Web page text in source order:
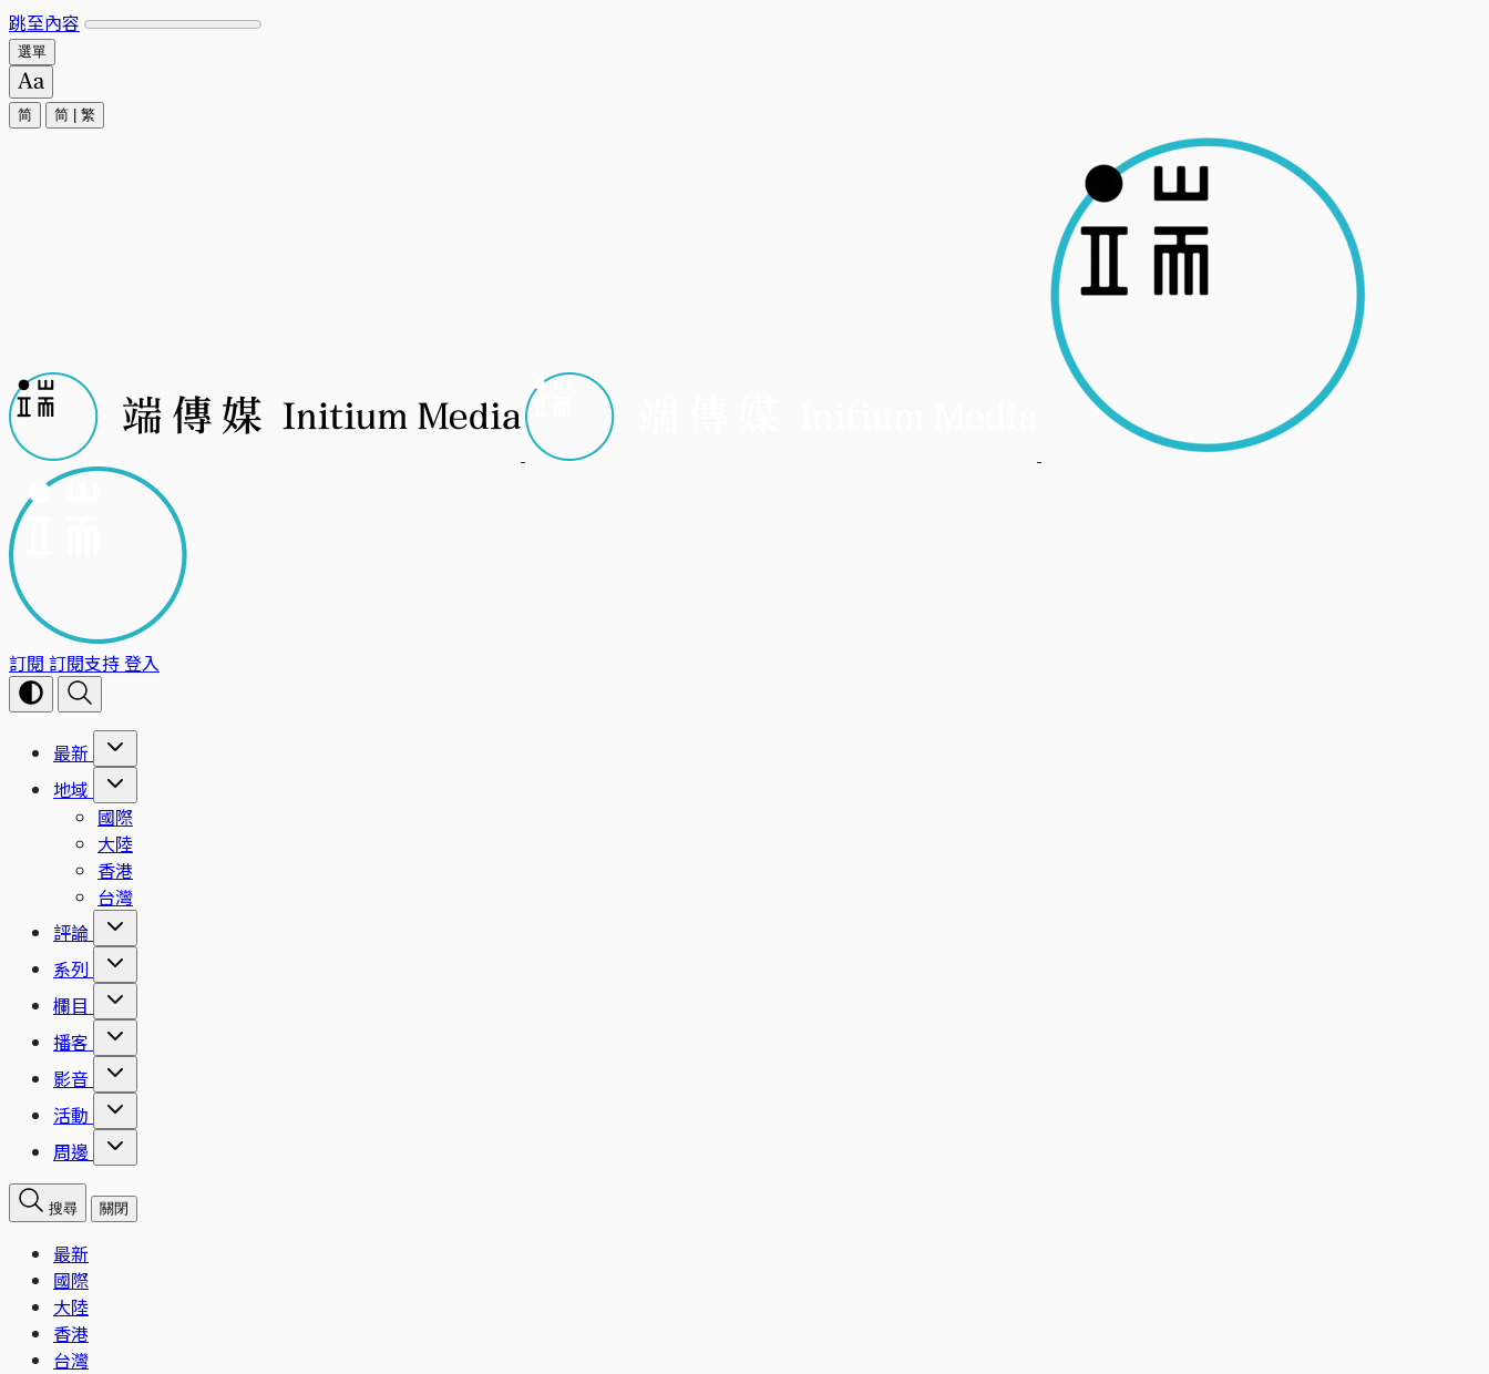
跳至內容
選單
简 简 繁
訂閱 訂閱支持登入
最新
地域
國際
大陸
香港
台灣
評論
系列
欄目
播客
影音
活動
周邊
搜尋 關閉
最新
國際
大陸
香港
台灣